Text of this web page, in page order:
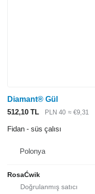
Diamant® Gül
512,10 TL
PLN 40 ≈ €9,31
Fidan - süs çalısı
Polonya
RosaĆwik